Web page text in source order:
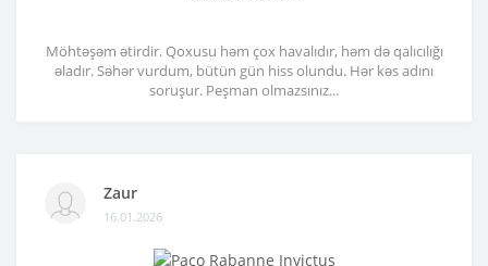
Möhtəşəm ətirdir. Qoxusu həm çox havalıdır, həm də qalıcılığı
əladır. Səhər vurdum, bütün gün hiss olundu. Hər kəs adını
soruşur. Peşman olmazsınız...
Zaur
16.01.2026